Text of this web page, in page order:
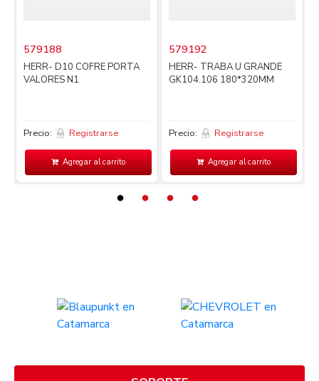
579188
HERR- D10 COFRE PORTA
VALORES N1
Precio: Registrarse
Agregar al carrito
579192
HERR- TRABA U GRANDE
GK104.106 180*320MM
Precio: Registrarse
Agregar al carrito